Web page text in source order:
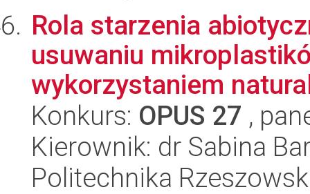
Rola starzenia
usuwaniu
wykorzystaniem
Konkurs: OPUS 27 ,
Kierownik: dr Sabina
Politechnika